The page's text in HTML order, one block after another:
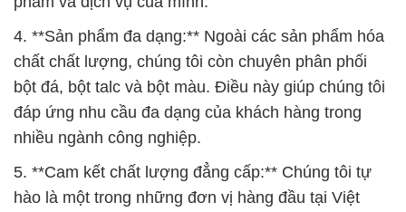
nhiều ngành công nghiệp.
5. **Cam kết chất lượng đẳng cấp:** Chúng tôi tự
hào là một trong những đơn vị hàng đầu tại Việt
Nam, luôn cam kết mang đến sản phẩm và dịch vụ
chất lượng đẳng cấp cho khách hàng của mình.
6. **Sodium Hydroxide quan trọng:** Chúng tôi nhận
thức rõ vai trò quan trọng của Sodium Hydroxide